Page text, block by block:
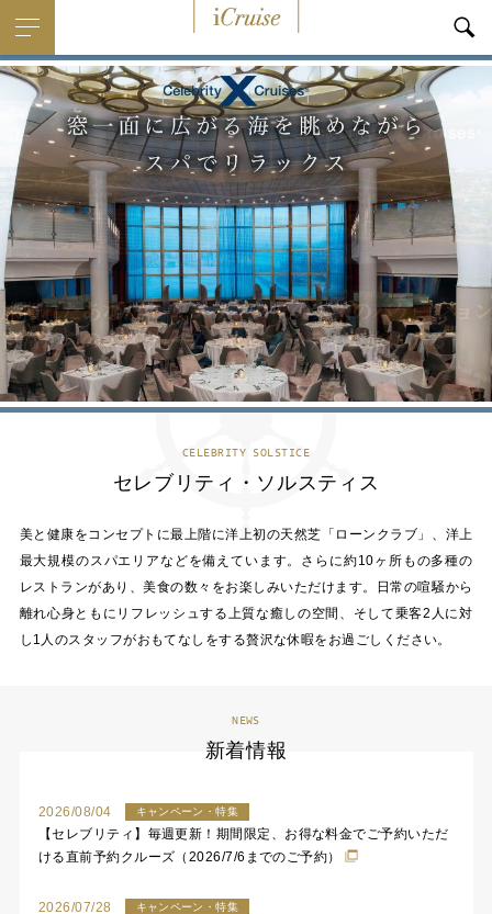
CELEBRITY SOLSTICE
セレブリティ・ソルスティス
美と健康をコンセプトに最上階に洋上初の天然芝「ローンクラブ」、洋上
最大規模のスパエリアなどを備えています。さらに約10ヶ所もの多種の
レストランがあり、美食の数々をお楽しみいただけます。日常の喧騒から
離れ心身ともにリフレッシュする上質な癒しの空間、そして乗客2人に対
し1人のスタッフがおもてなしをする贅沢な休暇をお過ごしください。
NEWS
新着情報
2026/08/04 キャンペーン・特集
【セレブリティ】毎週更新！期間限定、お得な料金でご予約いただ
ける直前予約クルーズ（2026/7/6までのご予約）
2026/07/28 キャンペーン・特集